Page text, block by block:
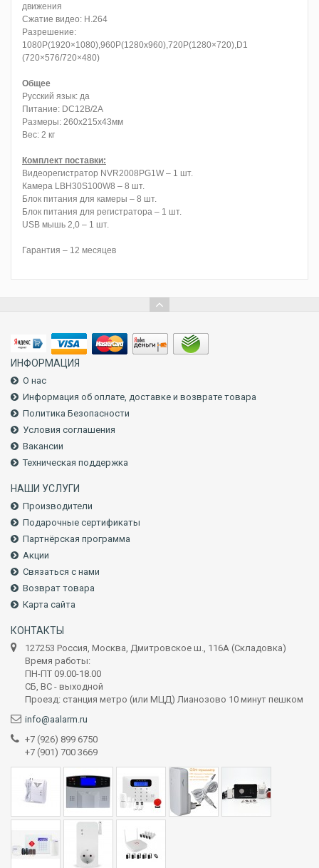
движения
Сжатие видео: H.264
Разрешение:
1080P(1920×1080),960P(1280x960),720P(1280×720),D1
(720×576/720×480)
Общее
Русский язык: да
Питание: DC12B/2A
Размеры: 260х215х43мм
Вес: 2 кг
Комплект поставки:
Видеорегистратор NVR2008PG1W – 1 шт.
Камера LBH30S100W8 – 8 шт.
Блок питания для камеры – 8 шт.
Блок питания для регистратора – 1 шт.
USB мышь 2,0 – 1 шт.
Гарантия – 12 месяцев
ИНФОРМАЦИЯ
О нас
Информация об оплате, доставке и возврате товара
Политика Безопасности
Условия соглашения
Вакансии
Техническая поддержка
НАШИ УСЛУГИ
Производители
Подарочные сертификаты
Партнёрская программа
Акции
Связаться с нами
Возврат товара
Карта сайта
КОНТАКТЫ
127253 Россия, Москва, Дмитровское ш., 116А (Складовка)
Время работы:
ПН-ПТ 09.00-18.00
СБ, ВС - выходной
Проезд: станция метро (или МЦД) Лианозово 10 минут пешком
info@aalarm.ru
+7 (926) 899 6750
+7 (901) 700 3669